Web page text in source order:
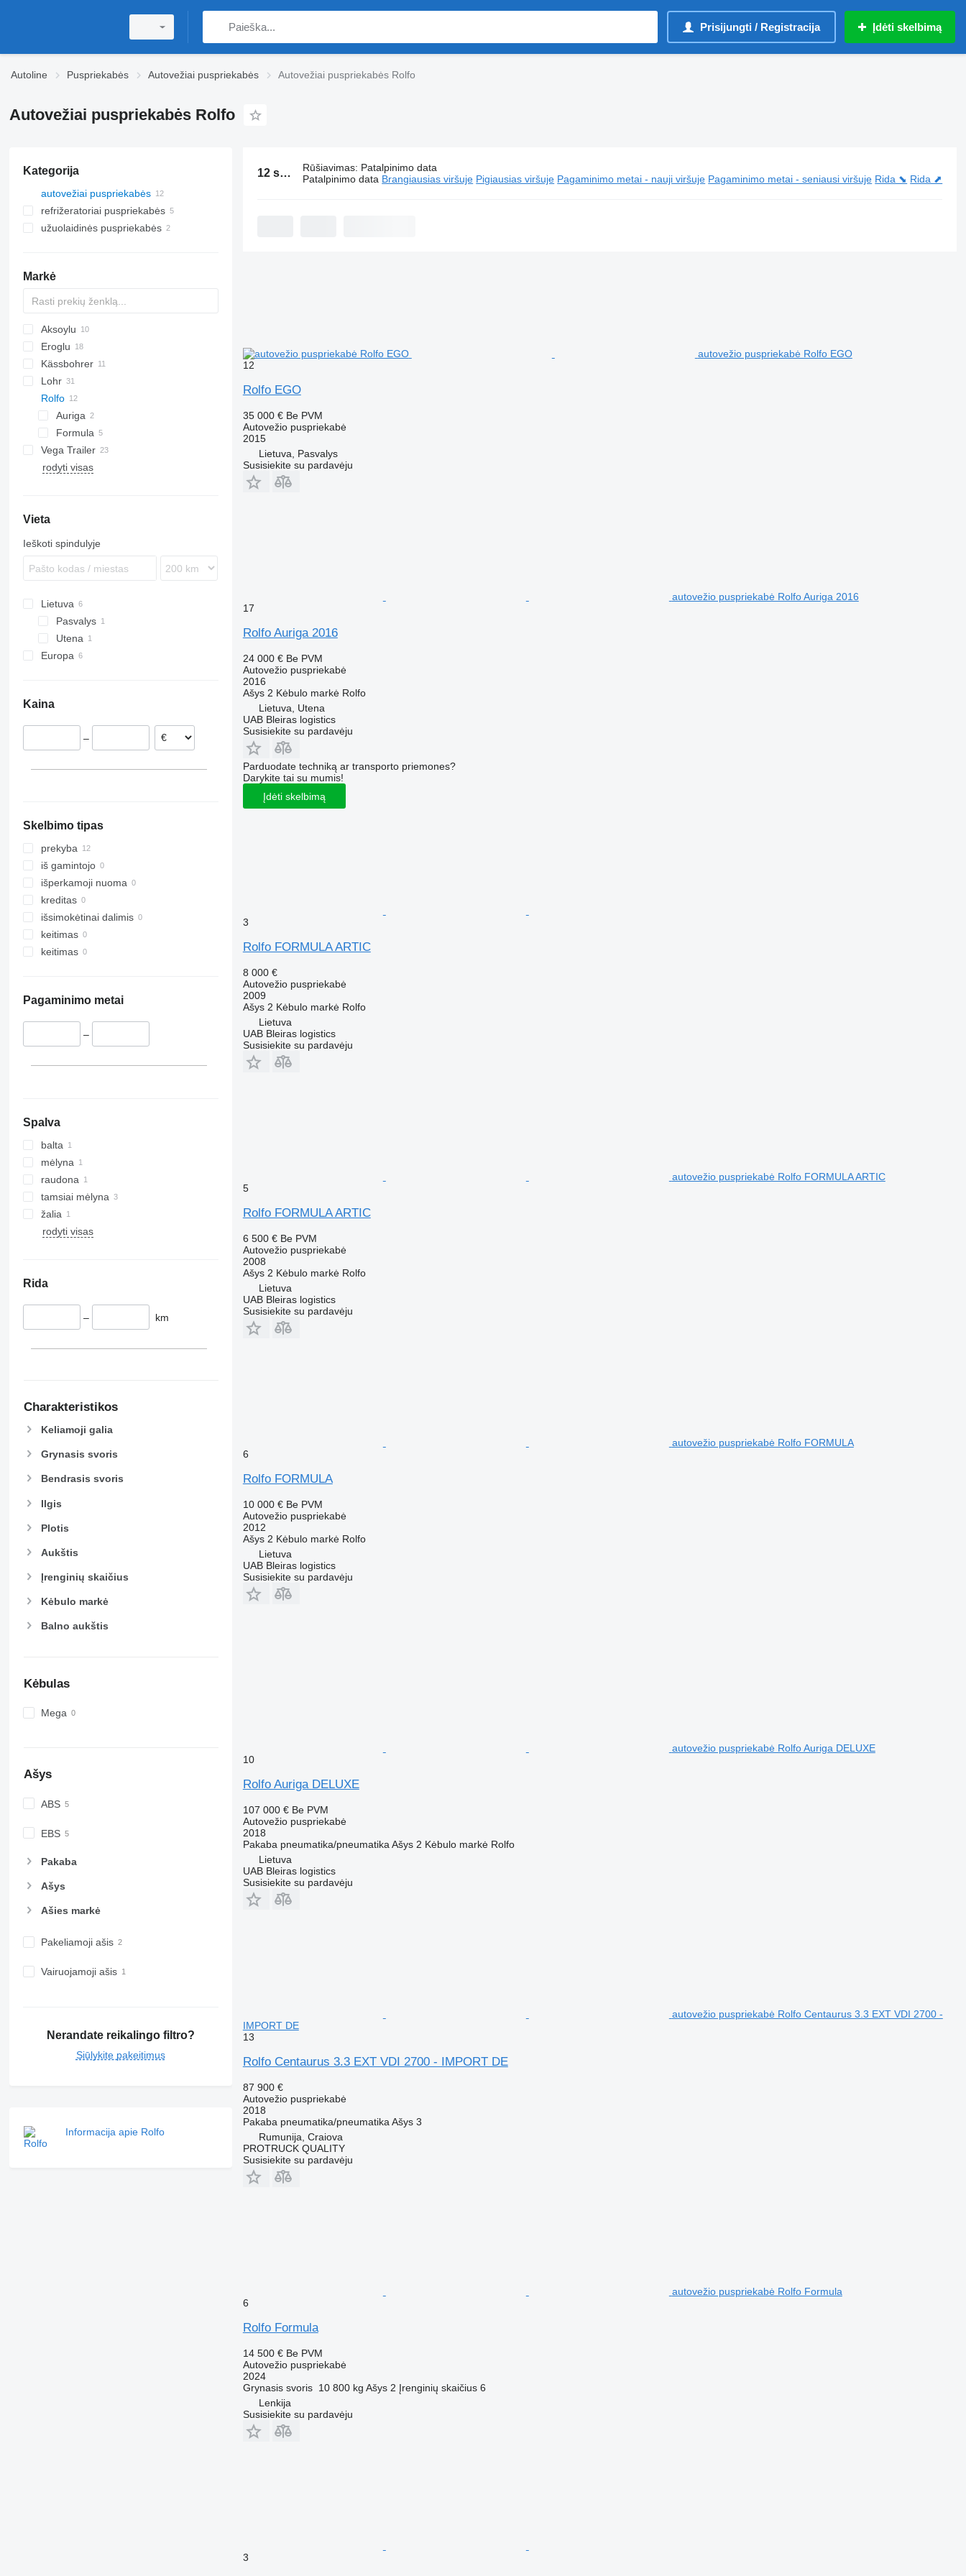
Prisijungti / Registracija Įdėti skelbimą
Autoline Puspriekabės Autovežiai puspriekabės Autovežiai puspriekabės Rolfo
Autovežiai puspriekabės Rolfo
Kategorija
autovežiai puspriekabės
refrižeratoriai puspriekabės
užuolaidinės puspriekabės
Markė
Aksoylu
Eroglu
19
37
STZ
KLP
SD
Kässbohrer
SN
O-3
Lohr
Eurolohr
Rolfo
Auriga
Formula
S1
Vega Trailer
rodyti visas
Vieta
Ieškoti spindulyje
Lietuva
Pasvalys
Utena
Europa
Kaina
–
Skelbimo tipas
prekyba
iš gamintojo
išperkamoji nuoma
kreditas
išsimokėtinai dalimis
keitimas
keitimas
Pagaminimo metai
–
Spalva
balta
mėlyna
raudona
tamsiai mėlyna
žalia
rodyti visas
Rida
– km
Charakteristikos
Keliamoji galia
Grynasis svoris
Bendrasis svoris
Ilgis
Plotis
Aukštis
Įrenginių skaičius
Kėbulo markė
Balno aukštis
Kėbulas
Mega
Ašys
ABS
EBS
Pakaba
Ašys
Ašies markė
Pakeliamoji ašis
Vairuojamoji ašis
Nerandate reikalingo filtro?
Siūlykite pakeitimus
Informacija apie Rolfo
12 skelbimai: Autovežiai puspriekabės Rolfo
Rūšiavimas: Patalpinimo data
Patalpinimo data Brangiausias viršuje Pigiausias viršuje Pagaminimo metai - nauji viršuje Pagaminimo metai - seniausi viršuje Rida ⬊ Rida ⬈
autovežio puspriekabė Rolfo EGO
12
Rolfo EGO
35 000 € Be PVM
Autovežio puspriekabė
2015
Lietuva, Pasvalys
Susisiekite su pardavėju
autovežio puspriekabė Rolfo Auriga 2016
17
Rolfo Auriga 2016
24 000 € Be PVM
Autovežio puspriekabė
2016
Ašys 2 Kėbulo markė Rolfo
Lietuva, Utena
UAB Bleiras logistics
Susisiekite su pardavėju
Parduodate techniką ar transporto priemones?
Darykite tai su mumis!
Įdėti skelbimą
3
Rolfo FORMULA ARTIC
8 000 €
Autovežio puspriekabė
2009
Ašys 2 Kėbulo markė Rolfo
Lietuva
UAB Bleiras logistics
Susisiekite su pardavėju
autovežio puspriekabė Rolfo FORMULA ARTIC
5
Rolfo FORMULA ARTIC
6 500 € Be PVM
Autovežio puspriekabė
2008
Ašys 2 Kėbulo markė Rolfo
Lietuva
UAB Bleiras logistics
Susisiekite su pardavėju
autovežio puspriekabė Rolfo FORMULA
6
Rolfo FORMULA
10 000 € Be PVM
Autovežio puspriekabė
2012
Ašys 2 Kėbulo markė Rolfo
Lietuva
UAB Bleiras logistics
Susisiekite su pardavėju
autovežio puspriekabė Rolfo Auriga DELUXE
10
Rolfo Auriga DELUXE
107 000 € Be PVM
Autovežio puspriekabė
2018
Pakaba pneumatika/pneumatika Ašys 2 Kėbulo markė Rolfo
Lietuva
UAB Bleiras logistics
Susisiekite su pardavėju
autovežio puspriekabė Rolfo Centaurus 3.3 EXT VDI 2700 -
IMPORT DE
13
Rolfo Centaurus 3.3 EXT VDI 2700 - IMPORT DE
87 900 €
Autovežio puspriekabė
2018
Pakaba pneumatika/pneumatika Ašys 3
Rumunija, Craiova
PROTRUCK QUALITY
Susisiekite su pardavėju
autovežio puspriekabė Rolfo Formula
6
Rolfo Formula
14 500 € Be PVM
Autovežio puspriekabė
2024
Grynasis svoris 10 800 kg Ašys 2 Įrenginių skaičius 6
Lenkija
Susisiekite su pardavėju
3